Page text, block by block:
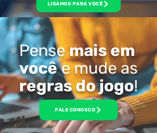
LIGAMOS PARA VOCÊ
Pensemais em
vocêe mude as
regras do jogo!
FALE CONOSCO